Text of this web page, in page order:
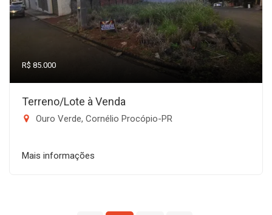
R$ 85.000
Terreno/Lote à Venda
Ouro Verde, Cornélio Procópio-PR
Mais informações